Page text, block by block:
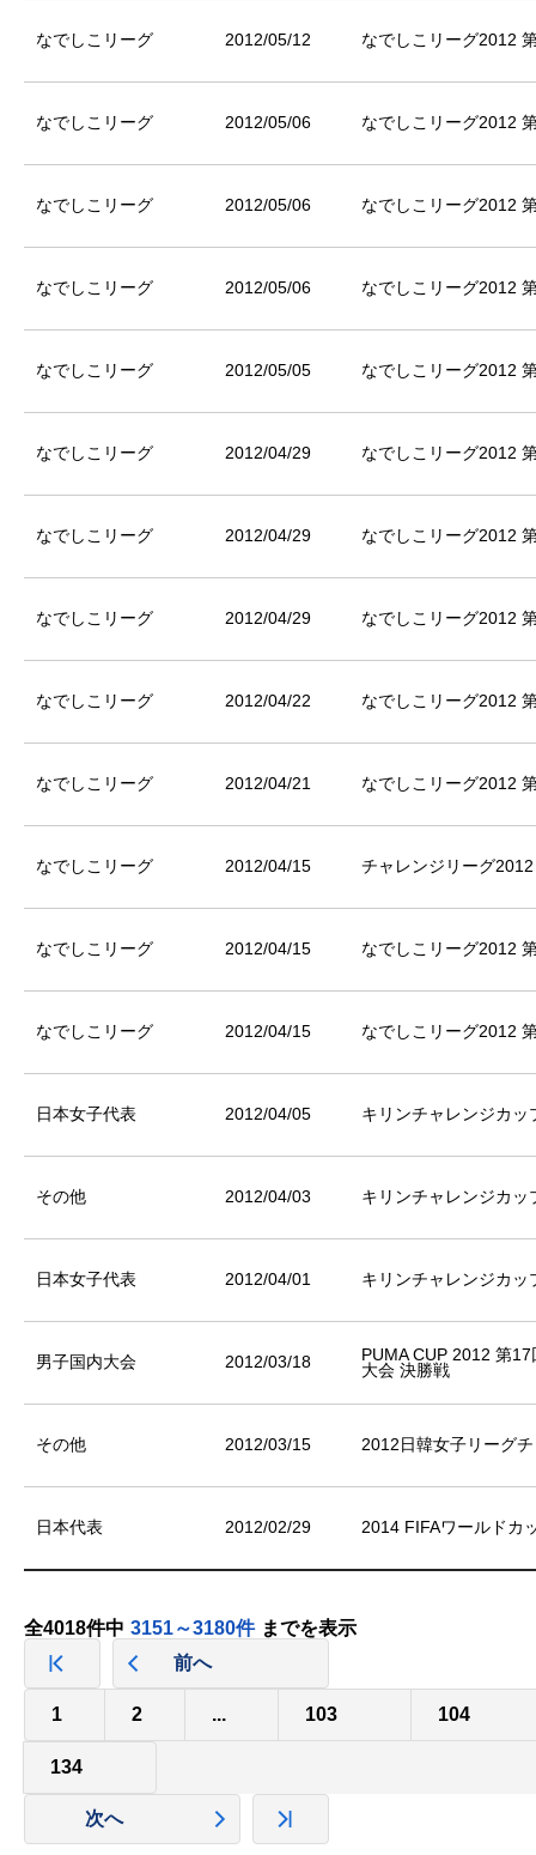
なでしこリーグ 2012/05/12 なでしこリーグ2012
なでしこリーグ 2012/05/06 なでしこリーグ2012
なでしこリーグ 2012/05/06 なでしこリーグ2012
なでしこリーグ 2012/05/06 なでしこリーグ2012
なでしこリーグ 2012/05/05 なでしこリーグ2012
なでしこリーグ 2012/04/29 なでしこリーグ2012
なでしこリーグ 2012/04/29 なでしこリーグ2012
なでしこリーグ 2012/04/29 なでしこリーグ2012
なでしこリーグ 2012/04/22 なでしこリーグ2012
なでしこリーグ 2012/04/21 なでしこリーグ2012
なでしこリーグ 2012/04/15 チャレンジリーグ
なでしこリーグ 2012/04/15 なでしこリーグ2012
なでしこリーグ 2012/04/15 なでしこリーグ2012
日本女子代表 2012/04/05 キリンチャレンジカッ
その他 2012/04/03 キリンチャレンジカッ
日本女子代表 2012/04/01 キリンチャレンジカッ
男子国内大会 2012/03/18
PUMA CUP 2012 第
大会 決勝戦
その他 2012/03/15 2012日韓女子リーグ
日本代表 2012/02/29 2014 FIFAワールドカ
全4018件中 3151～3180件 までを表示
前へ
1 2 ... 103 104
134
次へ